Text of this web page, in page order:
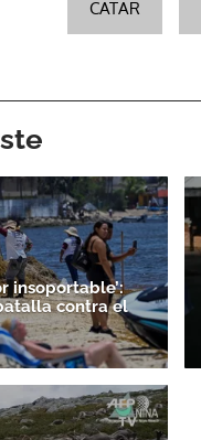
CATAR
insoportable’:
contra el